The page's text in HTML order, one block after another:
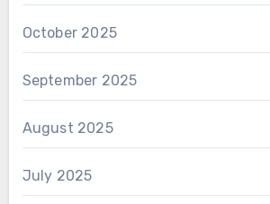
October 2025
September 2025
August 2025
July 2025